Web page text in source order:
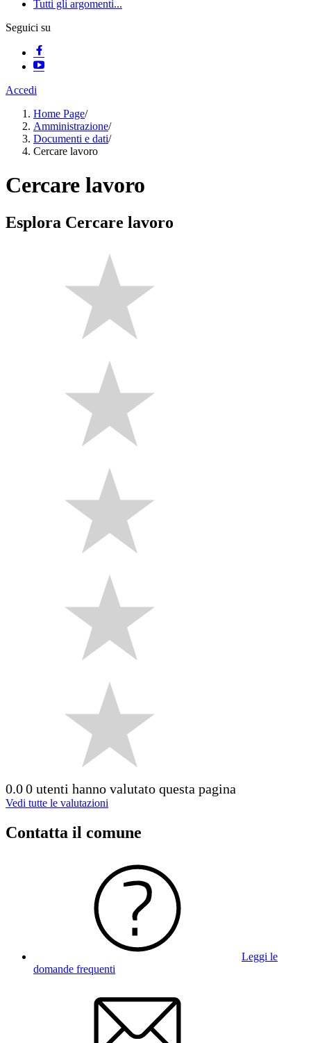
Tutti gli argomenti...
Seguici su
Accedi
Home Page/
Amministrazione/
Documenti e dati/
Cercare lavoro
Cercare lavoro
Esplora Cercare lavoro
0.00 utenti hanno valutato questa pagina
Vedi tutte le valutazioni
Contatta il comune
Leggi le
domande frequenti